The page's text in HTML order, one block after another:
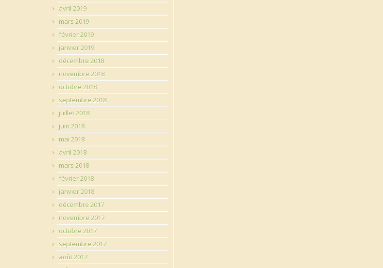
avril 2019
mars 2019
février 2019
janvier 2019
décembre 2018
novembre 2018
octobre 2018
septembre 2018
juillet 2018
juin 2018
mai 2018
avril 2018
mars 2018
février 2018
janvier 2018
décembre 2017
novembre 2017
octobre 2017
septembre 2017
août 2017